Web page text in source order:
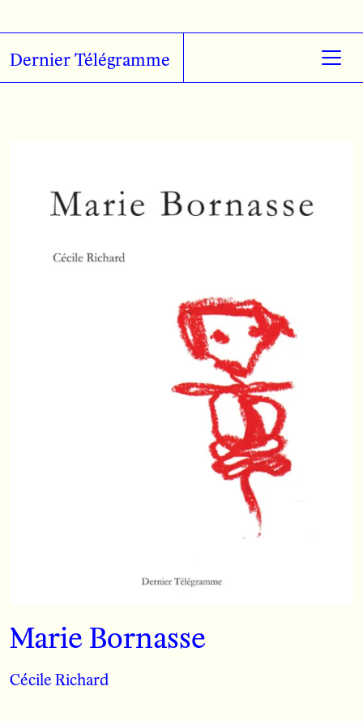
Skip to main content
Dernier Télégramme
Marie Bornasse
Cécile Richard